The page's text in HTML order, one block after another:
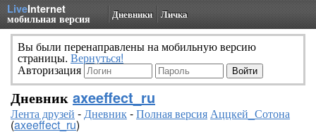
LiveInternet
мобильная версия Дневники Личка
Вы были перенаправлены на мобильную версию
страницы. Вернуться!
Авторизация
Дневник axeeffect_ru
Лента друзей -Дневник-Полная версияАццкей_Сотона
(axeeffect_ru)